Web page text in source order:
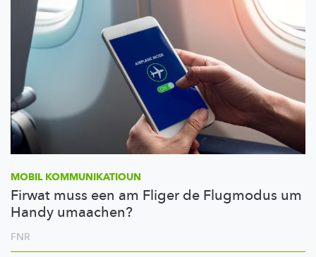
MOBIL KOMMUNIKATIOUN
Firwat muss een am Fliger de Flugmodus um
Handy umaachen?
FNR